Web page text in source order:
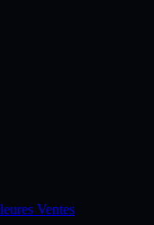
Ventes